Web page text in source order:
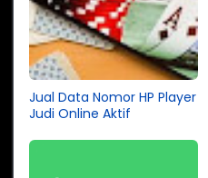
Jual Data Nomor HP Player
Judi Online Aktif